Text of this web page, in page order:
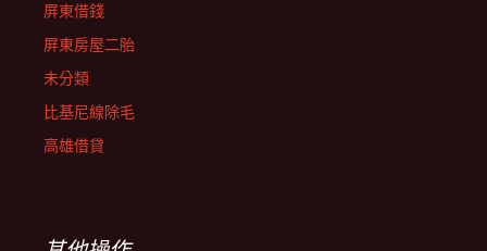
屏東借錢
屏東房屋二胎
未分類
比基尼線除毛
高雄借貸